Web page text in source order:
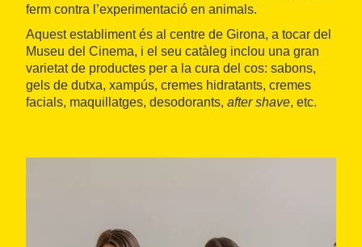
ferm contra l’experimentació en animals.
Aquest establiment és al centre de Girona, a tocar del
Museu del Cinema, i el seu catàleg inclou una gran
varietat de productes per a la cura del cos: sabons,
gels de dutxa, xampús, cremes hidratants, cremes
facials, maquillatges, desodorants, after shave, etc.